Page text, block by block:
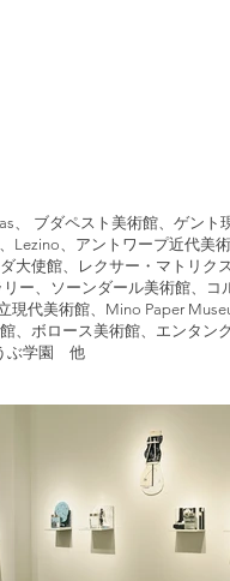
、 ブダペスト美術館、ゲント
Lezino、アントワープ近代美
大使館、レクサー・マトリク
ー、ソーンダール美術館、コ
現代美術館、Mino Paper
、ボロース美術館、エンタン
ぶ学園 他